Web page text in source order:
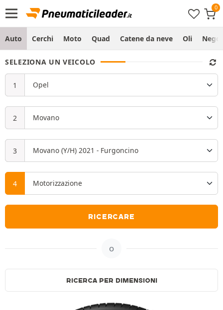
Auto Cerchi Moto Quad Catene da neve Oli
SELEZIONA UN VEICOLO
RICERCARE
o
RICERCA PER DIMENSIONI